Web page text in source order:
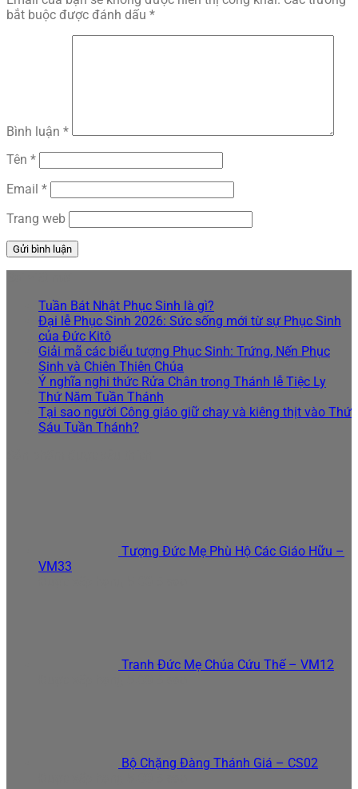
bắt buộc được đánh dấu *
Bình luận *
Tên *
Email *
Trang web
Tuần Bát Nhật Phục Sinh là gì?
Đại lễ Phục Sinh 2026: Sức sống mới từ sự Phục Sinh
của Đức Kitô
Giải mã các biểu tượng Phục Sinh: Trứng, Nến Phục
Sinh và Chiên Thiên Chúa
Ý nghĩa nghi thức Rửa Chân trong Thánh lễ Tiệc Ly
Thứ Năm Tuần Thánh
Tại sao người Công giáo giữ chay và kiêng thịt vào Thứ
Sáu Tuần Thánh?
Tượng Đức Mẹ Phù Hộ Các Giáo Hữu –
VM33
Tranh Đức Mẹ Chúa Cứu Thế – VM12
Bộ Chặng Đàng Thánh Giá – CS02